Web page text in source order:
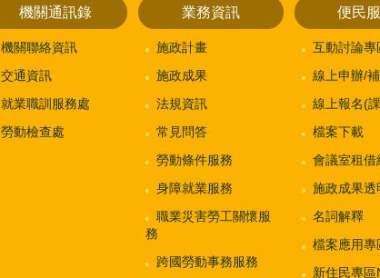
機關通訊錄
機關聯絡資訊
交通資訊
就業職訓服務處
勞動檢查處
業務資訊
施政計畫
施政成果
法規資訊
常見問答
勞動條件服務
身障就業服務
職業災害勞工關懷服
務
跨國勞動事務服務
便民
互動討論專
線上申辦/
線上報名(
檔案下載
會議室租借
施政成果透
名詞解釋
檔案應用專
新住民專區